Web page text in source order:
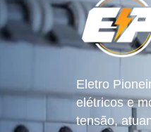
Eletro
elétricos e
tensão,